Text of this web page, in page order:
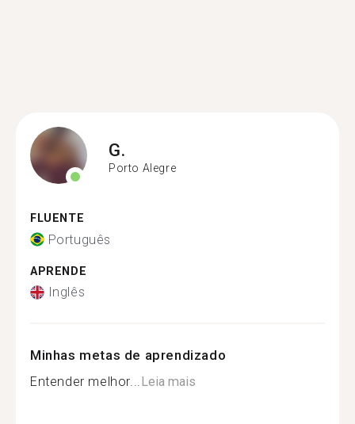
G.
Porto Alegre
FLUENTE
Português
APRENDE
Inglês
Minhas metas de aprendizado
Entender melhor...Leia mais